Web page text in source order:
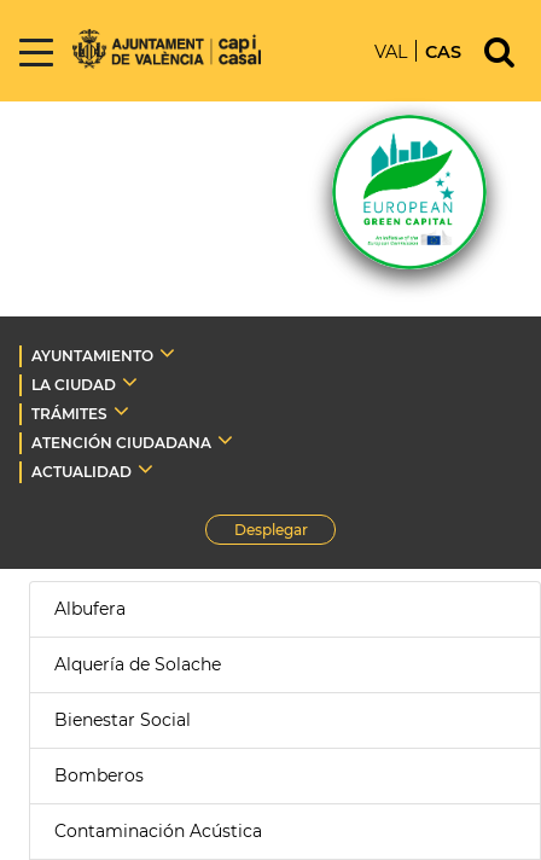
VAL CAS
AYUNTAMIENTO
LA CIUDAD
TRÁMITES
ATENCIÓN CIUDADANA
ACTUALIDAD
Desplegar
Albufera
Alquería de Solache
Bienestar Social
Bomberos
Contaminación Acústica